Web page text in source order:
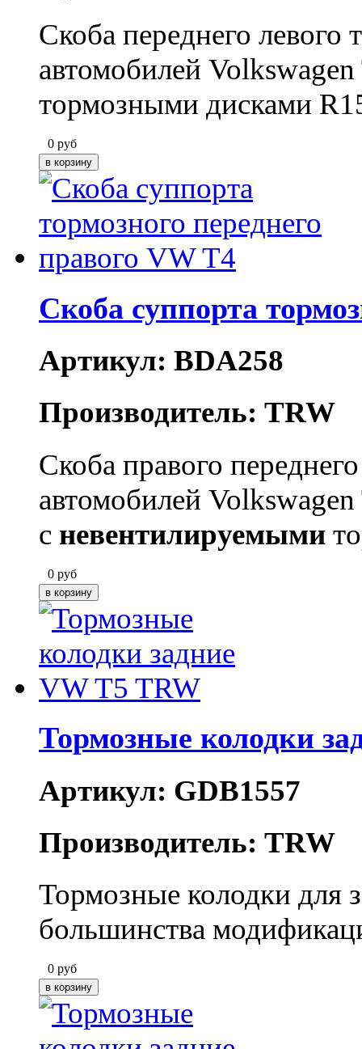
Скоба переднего левого
автомобилей
тормозными дисками
0 руб
Скоба суппорта
Артикул: BDA258
Производитель: TRW
Скоба правого
автомобилей
с невентилируемыми
0 руб
Тормозные колодки
Артикул: GDB1557
Производитель: TRW
Тормозные колодки для
большинства
0 руб